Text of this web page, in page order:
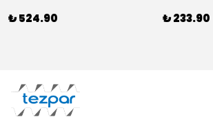
₺ 524.90 ₺ 233.90